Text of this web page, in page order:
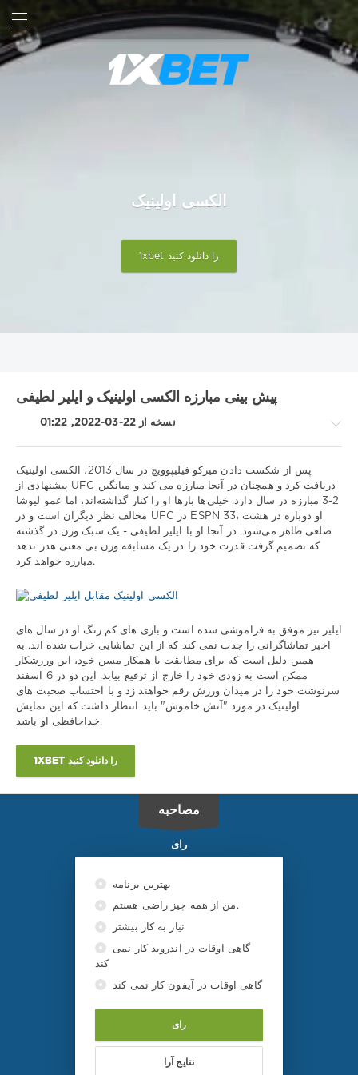
جستجو کردن
الکسی اولینیک
1xbet را دانلود کنید
بوروسیا دی بوندسلیگا تاتنهام دینامو مسکو رئال مادرید
زسکا زنیت سری آ سویا شهر منچستر لیل
لیورپول لیگ 1 لیگ VTB یونایتد لیگ اروپا لیگ برتر
لیگ برتر روسیه لیگ قهرمانان لیگ ملت های یوفا متالورگ
مسابقات جهانی هاکی روی یخ مسابقات قهرمانی بلاروس
منچستر یونایتد موناکو ناپولی نیژنی نووگورود ویارئال
پریمرا یورولیگ یوونتوس
Show all tags
پیش بینی مبارزه الکسی اولینیک و ایلیر لطیفی
نسخه از 22-03-2022, 01:22
نکات
ورزشی
پیش
بینی
585
0
الکسی
اولینیک,
لطیفی
پس از شکست دادن میرکو فیلیپوویچ در سال 2013، الکسی اولینیک
پیشنهادی از UFC دریافت کرد و همچنان در آنجا مبارزه می کند و میانگین
2-3 مبارزه در سال دارد. خیلی‌ها بارها او را کنار گذاشته‌اند، اما عمو لیوشا
مخالف نظر دیگران است و در UFC در ESPN 33، او دوباره در هشت
ضلعی ظاهر می‌شود. در آنجا او با ایلیر لطیفی - یک سبک وزن در گذشته
که تصمیم گرفت قدرت خود را در یک مسابقه وزن بی معنی هدر ندهد
مبارزه خواهد کرد.
ایلیر نیز موفق به فراموشی شده است و بازی های کم رنگ او در سال های
اخیر تماشاگرانی را جذب نمی کند که از این تماشایی خراب شده اند. به
همین دلیل است که برای مطابقت با همکار مسن خود، این ورزشکار
ممکن است به زودی خود را خارج از ترفیع بیابد. این دو در 6 اسفند
سرنوشت خود را در میدان ورزش رقم خواهند زد و با احتساب صحبت های
اولینیک در مورد "آتش خاموش" باید انتظار داشت که این نمایش
خداحافظی او باشد.
1XBET را دانلود کنید
مصاحبه
رای
بهترین برنامه
من از همه چیز راضی هستم.
نیاز به کار بیشتر
کند
گاهی اوقات در آیفون کار نمی کند
رای
نتایج آرا